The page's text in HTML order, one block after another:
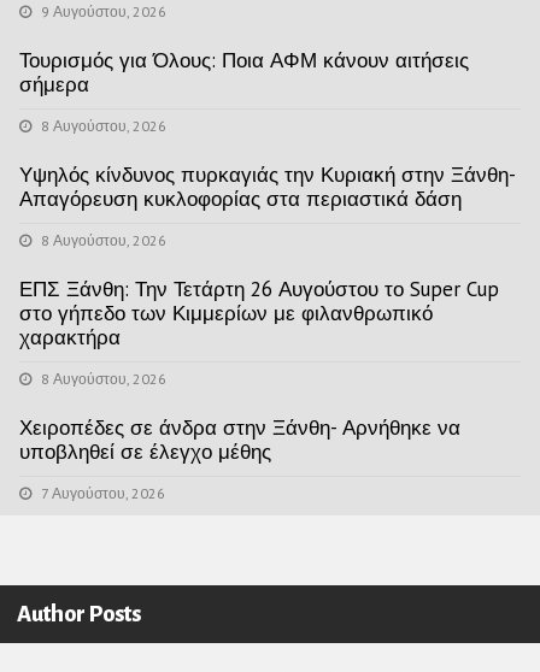
9 Αυγούστου, 2026
Τουρισμός για Όλους: Ποια ΑΦΜ κάνουν αιτήσεις
σήμερα
8 Αυγούστου, 2026
Υψηλός κίνδυνος πυρκαγιάς την Κυριακή στην Ξάνθη-
Απαγόρευση κυκλοφορίας στα περιαστικά δάση
8 Αυγούστου, 2026
ΕΠΣ Ξάνθη: Την Τετάρτη 26 Αυγούστου το Super Cup
στο γήπεδο των Κιμμερίων με φιλανθρωπικό
χαρακτήρα
8 Αυγούστου, 2026
Χειροπέδες σε άνδρα στην Ξάνθη- Αρνήθηκε να
υποβληθεί σε έλεγχο μέθης
7 Αυγούστου, 2026
Author Posts